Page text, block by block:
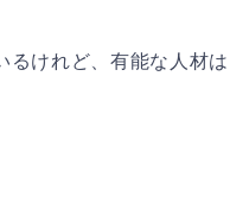
るけれど、有能な人材は